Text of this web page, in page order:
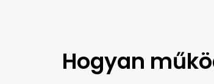
Hogyan